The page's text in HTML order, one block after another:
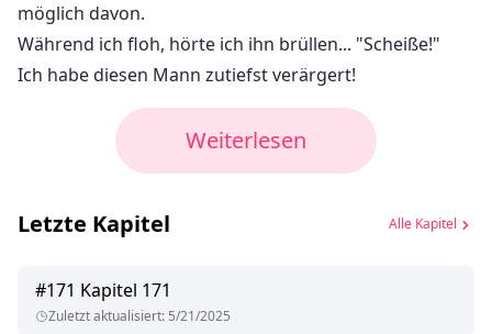
möglich davon.
Während ich floh, hörte ich ihn brüllen... "Scheiße!"
Ich habe diesen Mann zutiefst verärgert!
Weiterlesen
Letzte Kapitel Alle Kapitel
#171 Kapitel 171
Zuletzt aktualisiert: 5/21/2025